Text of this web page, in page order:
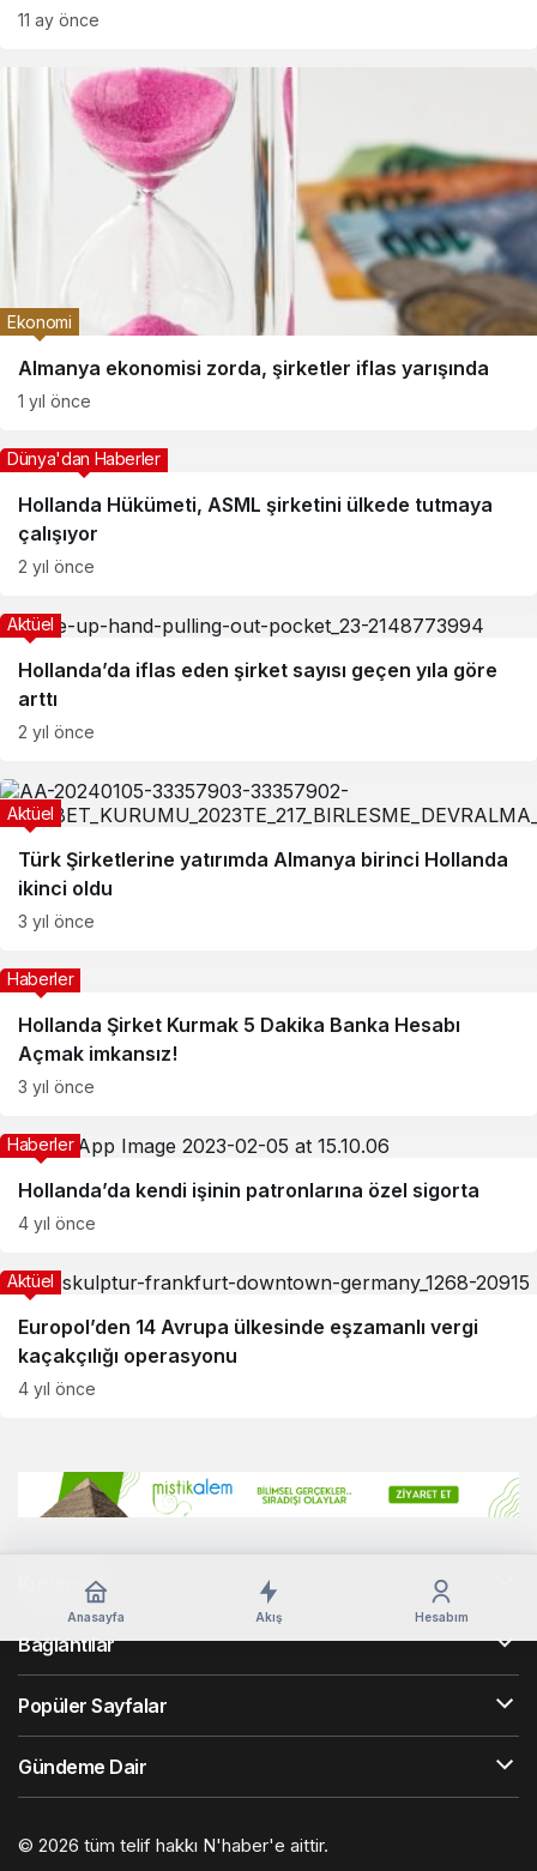
11 ay önce
Almanya ekonomisi zorda, şirketler iflas yarışında
Ekonomi
1 yıl önce
Hollanda Hükümeti, ASML şirketini ülkede tutmaya
çalışıyor
Dünya'dan Haberler
2 yıl önce
Hollanda’da iflas eden şirket sayısı geçen yıla göre
arttı
Aktüel
2 yıl önce
Türk Şirketlerine yatırımda Almanya birinci Hollanda
ikinci oldu
Aktüel
3 yıl önce
Hollanda Şirket Kurmak 5 Dakika Banka Hesabı
Açmak imkansız!
Haberler
3 yıl önce
Hollanda’da kendi işinin patronlarına özel sigorta
Haberler
4 yıl önce
Europol’den 14 Avrupa ülkesinde eşzamanlı vergi
kaçakçılığı operasyonu
Aktüel
4 yıl önce
Anasayfa Akış Hesabım
Kurumsal
Bağlantılar
Popüler Sayfalar
Gündeme Dair
© 2026 tüm telif hakkı N'haber'e aittir.